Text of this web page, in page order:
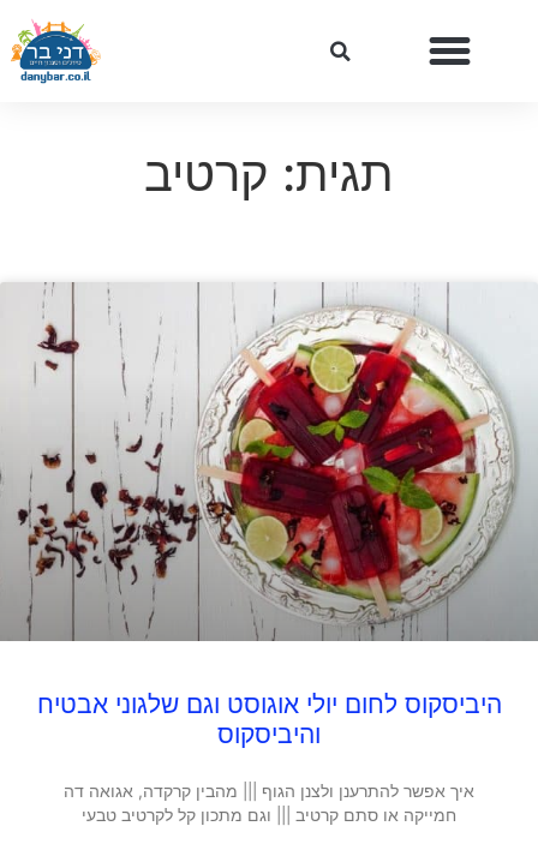
תגית: קרטיב
היביסקוס לחום יולי אוגוסט וגם שלגוני אבטיח
והיביסקוס
איך אפשר להתרענן ולצנן הגוף ||| מהבין קרקדה, אגואה דה
חמייקה או סתם קרטיב ||| וגם מתכון קל לקרטיב טבעי